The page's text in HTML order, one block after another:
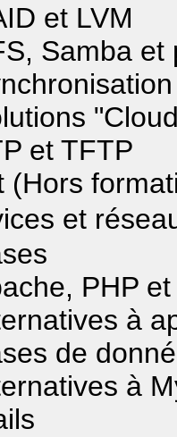
et LVM
Samba et
et TFTP
(Hors
et
PHP
à
de
à